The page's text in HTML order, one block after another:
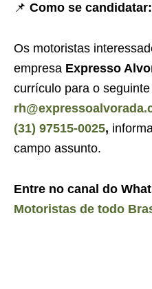
📌 Como se candidatar:
Os motoristas
empresa Expresso
currículo para o
(31) 97515-0025,
campo assunto.
Entre no canal do
Motoristas de todo